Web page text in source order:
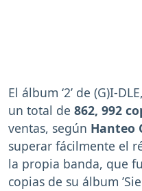
El álbum ‘2’ de (G)I-
un total de 862, 992
ventas, según Hanteo
superar fácilmente el
la propia banda, que
copias de su álbum